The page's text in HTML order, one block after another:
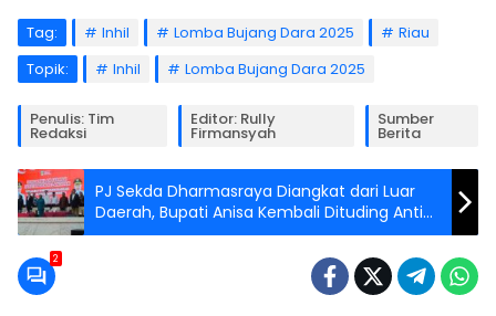
Tag: Inhil Lomba Bujang Dara 2025
Riau
Topik:
Inhil Lomba Bujang Dara 2025
Penulis: Tim
Redaksi
Editor: Rully
Firmansyah
Sumber
Berita
PJ Sekda Dharmasraya Diangkat dari Luar
Daerah, Bupati Anisa Kembali Dituding Anti
Putra Daerah
2